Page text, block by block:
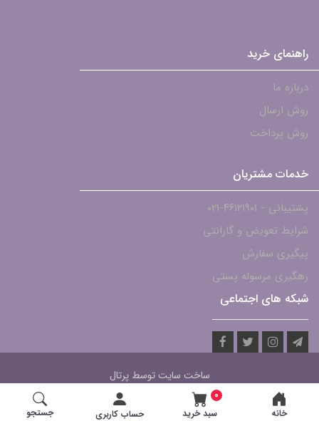
خانه
0
سبد خرید
حساب کاربری جستجو
راهنمای خرید
درباره ما
روش ارسال
روش پرداخت
خدمات مشتریان
پشتیبانی - ۴۶۱۲۱۹۰۱-021
شرایط تعویض و گارانتی
پیگیری سفارش
رهگیری مرسوله پستی
شبکه های اجتماعی
ساخت سایت توسطپرتال